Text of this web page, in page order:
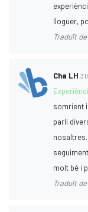
lloguer,
Traduït
Cha LH
somrient
parli
molt bé i
Traduït